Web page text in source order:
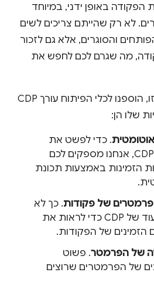
באופן ידני, במיוחד
לא רק שהייתם צריכים לשים
והסוגרים, אלא גם לזכור
מה שגרם לכם לחפש את
כדי לפתור את הבעיה הזו, הוספנו לכלי הפיתוח עורך CDP
שלו הן:
. כדי לפשט את
הזנת הפקודות ב-CDP, אנחנו מספקים לכם
הזמינות באמצעות תכונת
פרמטרים של פקודות. כך לא
תצטרכו לעיין בתיעוד של CDP כדי לראות את
של הפקודות.
של הפרמטר. פשוט
של הפרמטרים שרוצים